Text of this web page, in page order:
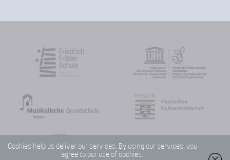
Cookies help us deliver our services. By using our services, you
agree to our use of cookies.